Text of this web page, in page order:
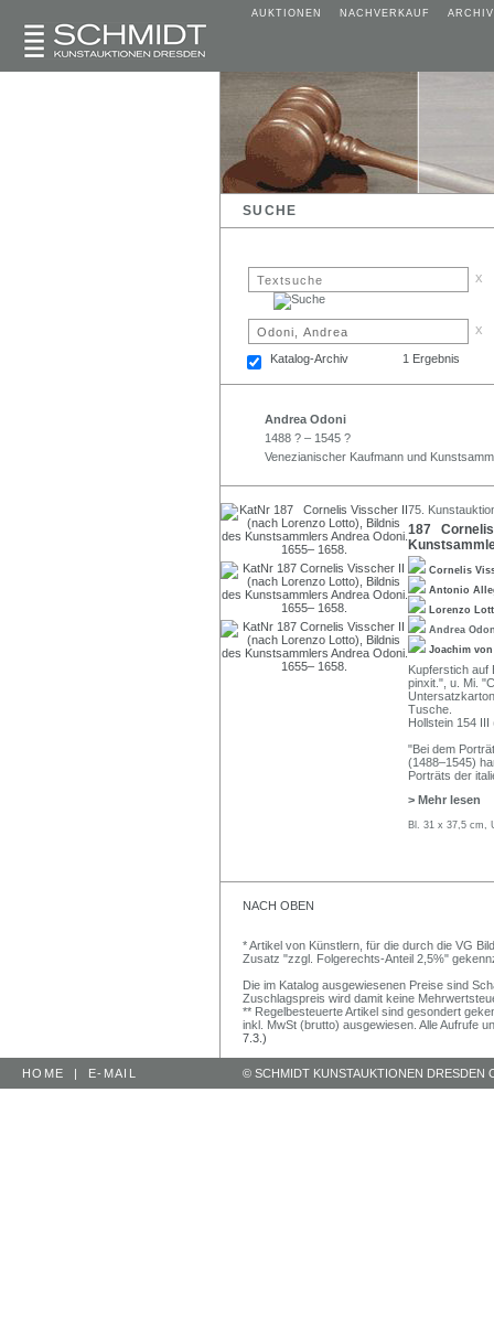
AUKTIONEN NACHVERKAUF ARCHIV
SUCHE
x
x
Katalog-Archiv 1 Ergebnis
Andrea Odoni
1488 ? – 1545 ?
Venezianischer Kaufmann und
75.
187 Cornelis
Cornelis
Antonio
Lorenzo
Andrea
Joachim
Kupferstich auf
pinxit.", u. Mi.
Tusche.
Hollstein 154
"Bei dem
(1488–1545)
Porträts der
> Mehr lesen
Bl. 31 x 37,5 cm,
NACH OBEN
* Artikel von Künstlern, für die durch die VG
Zusatz "zzgl. Folgerechts-Anteil 2,5%"
Die im Katalog ausgewiesenen Preise sind
Zuschlagspreis wird damit keine
** Regelbesteuerte Artikel sind gesondert
inkl. MwSt (brutto) ausgewiesen. Alle Aufrufe
7.3.)
HOME | E-MAIL © SCHMIDT KUNSTAUKTIONEN DRESDEN